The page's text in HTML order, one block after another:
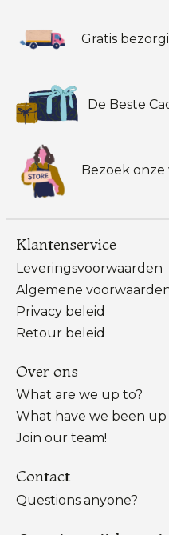
Gratis
De Beste
Bezoek onze
Klantenservice
Leveringsvoorwaarden
Algemene
Privacy beleid
Retour beleid
Over ons
What are we up to?
What have we been up
Join our team!
Contact
Questions anyone?